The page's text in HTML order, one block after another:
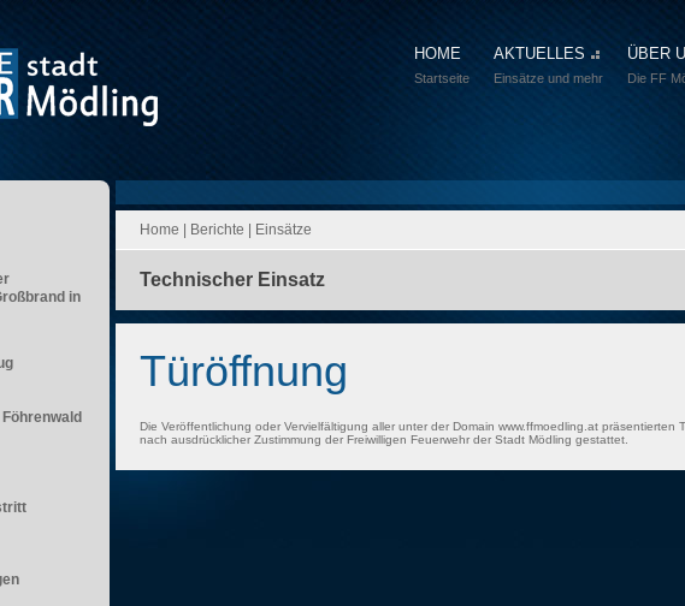
HOME
Startseite
AKTUELLES
Einsätze und mehr
ÜBER
Die FF
Home Berichte Einsätze
Technischer Einsatz
Türöffnung
Die Veröffentlichung oder Vervielfältigung aller unter der Domain www.ffmoedling.at präsentierten
nach ausdrücklicher Zustimmung der Freiwilligen Feuerwehr der Stadt Mödling gestattet.
in